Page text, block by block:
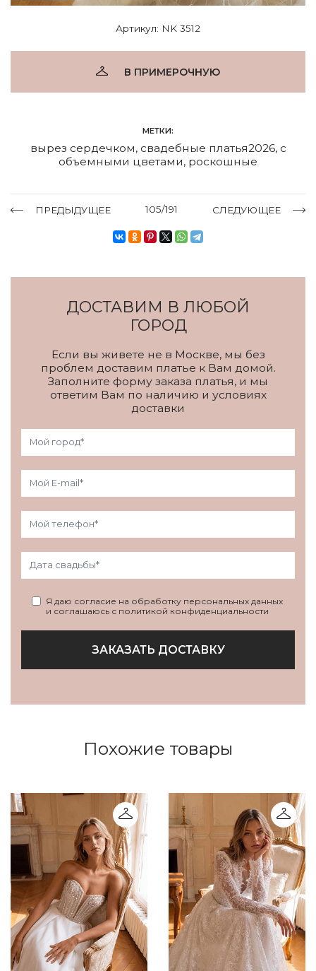
Артикул: NK 3512
В ПРИМЕРОЧНУЮ
МЕТКИ:
вырез сердечком, свадебные платья2026, с
объемными цветами, роскошные
ПРЕДЫДУЩЕЕ 105/191 СЛЕДУЮЩЕЕ
ДОСТАВИМ В ЛЮБОЙ
ГОРОД
Если вы живете не в Москве, мы без
проблем доставим платье к Вам домой.
Заполните форму заказа платья, и мы
ответим Вам по наличию и условиях
доставки
Я даю согласие на обработку персональных данных
и соглашаюсь с политикой конфиденциальности
ЗАКАЗАТЬ ДОСТАВКУ
Похожие товары